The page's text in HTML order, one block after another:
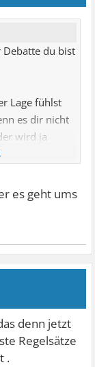
Debatte du bist
Lage fühlst
es dir nicht
wird ja
hast der
von 6-9
nicht ob
eine
und dich
hast
dir schlecht
du machen
es geht ums
denn jetzt
Regelsätze
.